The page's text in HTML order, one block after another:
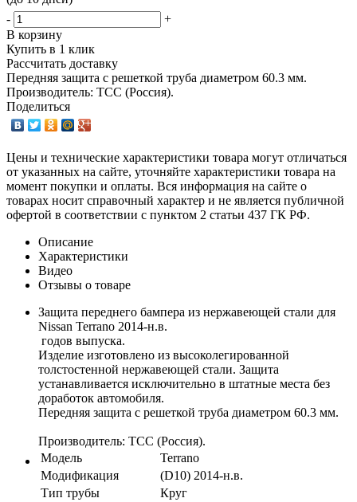
-
+
В корзину
Купить в 1 клик
Рассчитать доставку
Передняя защита с решеткой труба диаметром 60.3 мм.
Производитель: ТСС (Россия).
Поделиться
Цены и технические характеристики товара могут отличаться
от указанных на сайте, уточняйте характеристики товара на
момент покупки и оплаты. Вся информация на сайте о
товарах носит справочный характер и не является публичной
офертой в соответствии с пунктом 2 статьи 437 ГК РФ.
Описание
Характеристики
Видео
Отзывы о товаре
Защита переднего бампера из нержавеющей стали для
Nissan Terrano 2014-н.в.
годов выпуска.
Изделие изготовлено из высоколегированной
толстостенной нержавеющей стали. Защита
устанавливается исключительно в штатные места без
доработок автомобиля.
Передняя защита с решеткой труба диаметром 60.3 мм.
Производитель: ТСС (Россия).
Модель
Terrano
Модификация
(D10) 2014-н.в.
Тип трубы
Круг